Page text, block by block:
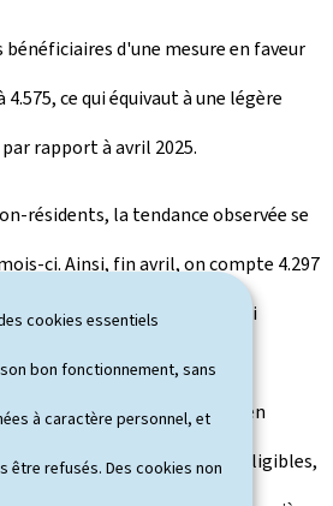
cookies essentiels
bon fonctionnement, sans
à caractère personnel, et
être refusés. Des cookies non
d'une mesure en faveur
ce qui équivaut à une légère
rapport à avril 2025.
résidents, la tendance observée se
ci. Ainsi, fin avril, on compte 4.297
résidents disponibles, ce qui
% sur un an. 55,8 % de ces
ont le statut de personne en
externe: elles sont donc éligibles,